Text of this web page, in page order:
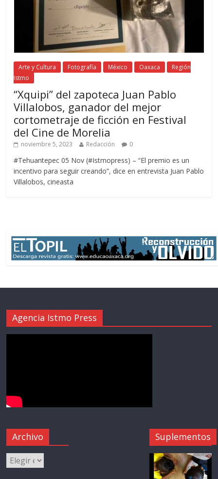
Arte y Cultura Fotografía México Oaxaca
Región
Istmo
“Xquipi” del zapoteca Juan Pablo
Villalobos, ganador del mejor
cortometraje de ficción en Festival
del Cine de Morelia
noviembre 5, 2023 Redacción 0
#Tehuantepec 05 Nov (#Istmopress) – “El premio es un
incentivo para seguir creando”, dice en entrevista Juan Pablo
Villalobos, cineasta
Agencia Istmo Press
Archivo Suplementos